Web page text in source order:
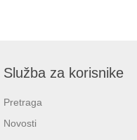
Služba za korisnike
Pretraga
Novosti